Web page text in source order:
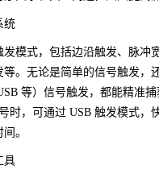
统
模式，包括边沿触发、脉冲
等。无论是简单的信号触发，
等）信号触发，都能精准
时，可通过 USB 触发模式，
。
具